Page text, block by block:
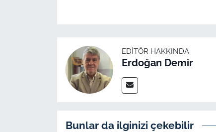
EDITÖR HAKKINDA
Erdoğan Demir
Bunlar da ilginizi çekebilir